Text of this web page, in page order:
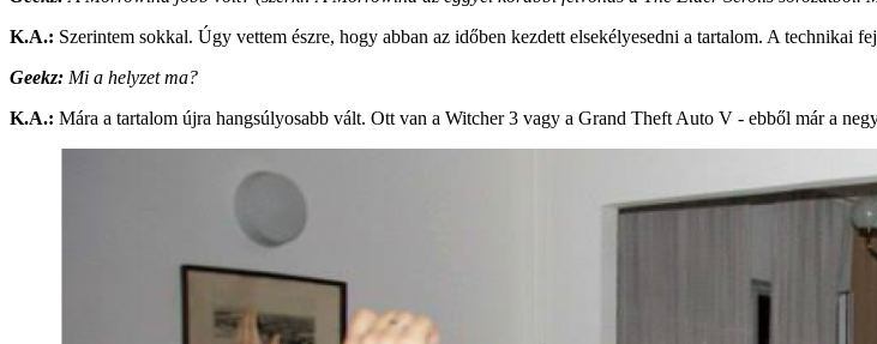
K.A.: Szerintem sokkal. Úgy vettem észre, hogy abban az időben kezdett elsekélyesedni a tartalom. A technikai
Geekz: Mi a helyzet ma?
K.A.: Mára a tartalom újra hangsúlyosabb vált. Ott van a Witcher 3 vagy a Grand Theft Auto V - ebből már a